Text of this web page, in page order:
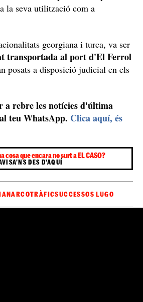
la seva utilització com a
georgiana i turca, va ser
transportada al port d'El Ferrol
posats a disposició judicial en els
a rebre les notícies d'última
al teu WhatsApp. Clica aquí, és
cosa que encara no surt a EL CASO?
DES D'AQUÍ
NARCOTRÀFICSUCCESSOS LUGO